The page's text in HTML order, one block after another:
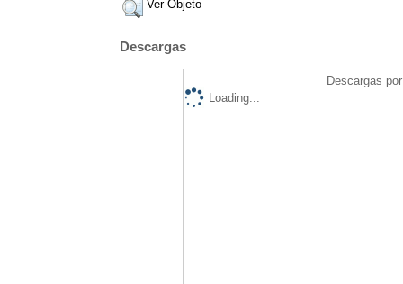
Ver Objeto
Descargas
Descargas
Loading...